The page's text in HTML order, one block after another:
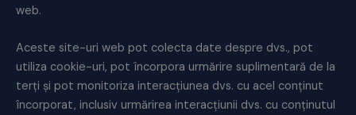
web.
Aceste site-uri web pot colecta date despre dvs., pot
utiliza cookie-uri, pot încorpora urmărire suplimentară de la
terți și pot monitoriza interacțiunea dvs. cu acel conținut
încorporat, inclusiv urmărirea interacțiunii dvs. cu conținutul